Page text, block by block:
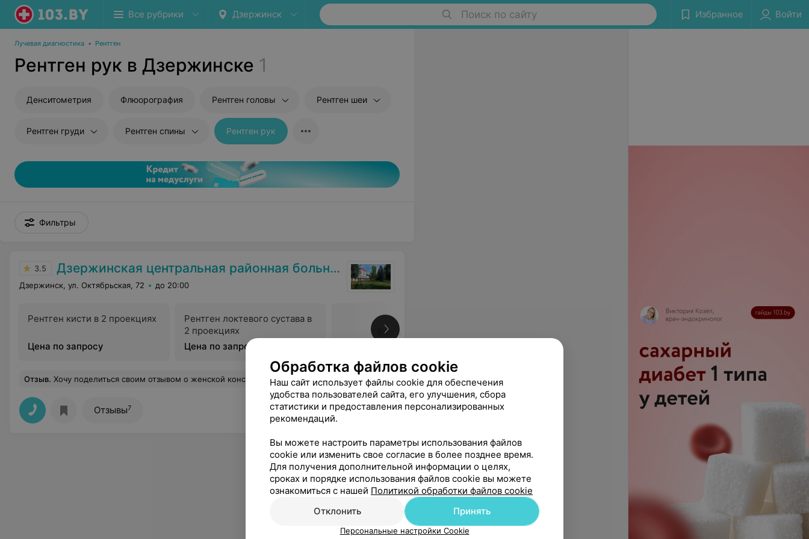
Все рубрики Дзержинск Поиск по сайту Избранное Войти
Лучевая диагностика • Рентген
Рентген рук в Дзержинске 1
Денситометрия Флюорография Рентген головы Рентген шеи
Рентген груди Рентген спины Рентген рук
Фильтры
3.5 Дзержинская центральная районная больница
Дзержинск, ул. Октябрьская, 72 до 20:00
Рентген кисти в 2 проекциях
Цена по запросу
Рентген локтевого сустава в
2 проекциях
Цена по запросу
Все цены
Отзыв. Хочу поделиться своим отзывом о женской консультации в Дзержинске. Стало очень грустно и обидно! Обращалась сюда раньше лишь когда рожала своего ребенка, но это было очень давно и моим доктором был Лебедевский, за что ему огромнейшее спасибо, очень внимательный и чуткий доктор, на все вопросы ответит, объяснит. Сейчас пришлось обратиться по другим вопросам, такого отношения не ожидала, перекидывание карточки , «вы не наш участок», усмешки доктора над моими жалобами, доктор даже не почитала узи которое я принесла, потому что я не с их участка, а то что я работаю и могу придти только когда у меня есть возможность а не ждать талона неделю , никого не волнует, такого не ожидала , я в шоке! Плохой анализ мочи, идите к терапевту( Никому дела до тебя нет, кроме тебя самого) Еще
Отзывы7
Обработка файлов cookie
Наш сайт использует файлы cookie для обеспечения
удобства пользователей сайта, его улучшения, сбора
статистики и предоставления персонализированных
рекомендаций.
Вы можете настроить параметры использования файлов
cookie или изменить свое согласие в более позднее время.
Для получения дополнительной информации о целях,
сроках и порядке использования файлов cookie вы можете
ознакомиться с нашей Политикой обработки файлов cookie
Отклонить
Принять
Персональные настройки Cookie